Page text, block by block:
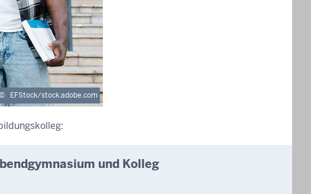
EFStock/stock.adobe.com
und Kolleg